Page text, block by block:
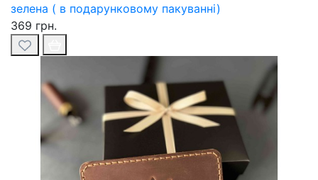
зелена ( в подарунковому пакуванні)
369 грн.